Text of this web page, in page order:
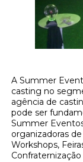
A Summer
casting no
agência de
pode ser
Summer
organizadoras
Workshops,
Confraternização